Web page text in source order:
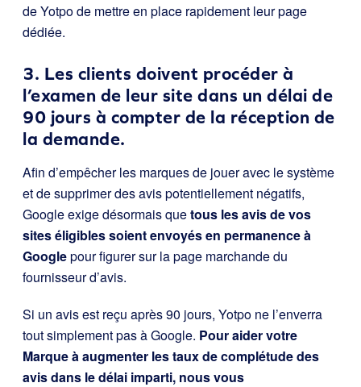
de Yotpo de mettre en place rapidement leur page
dédiée.
3. Les clients doivent procéder à
l’examen de leur site dans un délai de
90 jours à compter de la réception de
la demande.
Afin d’empêcher les marques de jouer avec le système
et de supprimer des avis potentiellement négatifs,
Google exige désormais quetous les avis de vos
sites éligibles soient envoyés en permanence à
Googlepour figurer sur la page marchande du
fournisseur d’avis.
Si un avis est reçu après 90 jours, Yotpo ne l’enverra
tout simplement pas à Google. Pour aider votre
Marque à augmenter les taux de complétude des
avis dans le délai imparti, nous vous